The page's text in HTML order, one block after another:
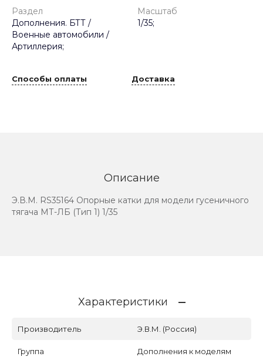
Раздел
Дополнения. БТТ /
Военные автомобили /
Артиллерия;
Масштаб
1/35;
Способы оплаты Доставка
Описание
Э.В.М. RS35164 Опорные катки для модели гусеничного
тягача МТ-ЛБ (Тип 1) 1/35
Характеристики
Производитель Э.В.М. (Россия)
Группа Дополнения к моделям